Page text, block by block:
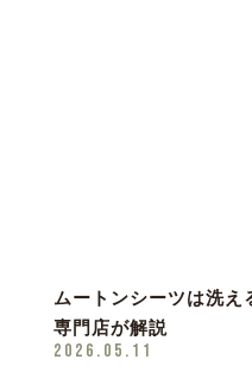
ムートンシーツは洗え
専門店が解説
2026.05.11